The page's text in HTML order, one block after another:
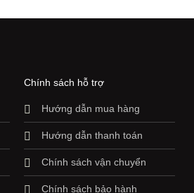
Chính sách hỗ trợ
Hướng dẫn mua hàng
Hướng dẫn thanh toán
Chính sách vận chuyển
Chính sách bảo hành